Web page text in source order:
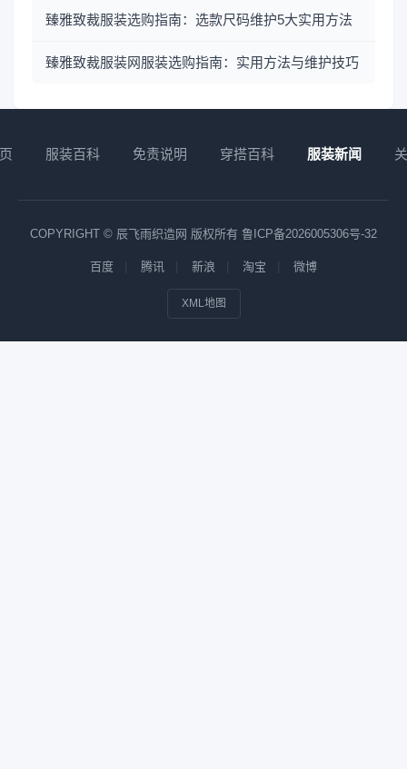
臻雅致裁服装选购指南：选款尺码维护5大实用方法
臻雅致裁服装网服装选购指南：实用方法与维护技巧
服装百科 免责说明 穿搭百科 服装新闻
COPYRIGHT © 辰飞雨织造网 版权所有 鲁ICP备2026005306号-32
百度 腾讯 新浪 淘宝 微博
XML地图